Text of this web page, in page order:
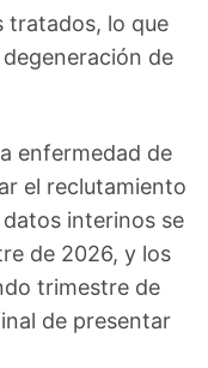
tratados, lo que
de
enfermedad de
el reclutamiento
interinos se
de 2026, y los
trimestre de
de presentar